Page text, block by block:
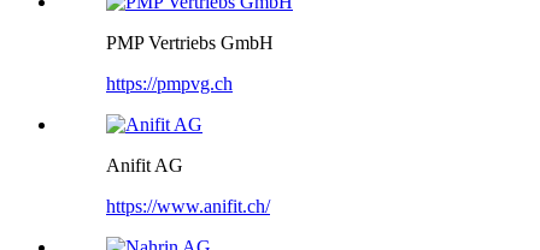
PMP Vertriebs GmbH
https://pmpvg.ch
Anifit AG
https://www.anifit.ch/